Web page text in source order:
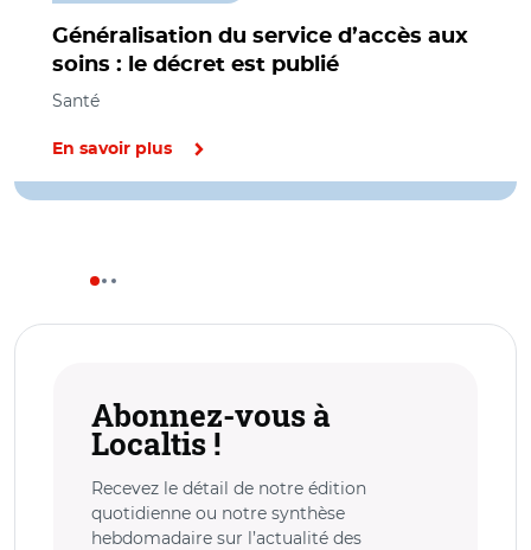
Généralisation du service d’accès aux
soins : le décret est publié
Santé
En savoir plus
Abonnez-vous à
Localtis !
Recevez le détail de notre édition
quotidienne ou notre synthèse
hebdomadaire sur l’actualité des